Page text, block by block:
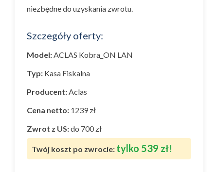
niezbędne do uzyskania zwrotu.
Szczegóły oferty:
Model:ACLAS Kobra_ON LAN
Typ: Kasa Fiskalna
Producent:Aclas
Cena netto: 1239 zł
Zwrot z US:do 700 zł
Twój koszt po zwrocie: tylko 539 zł!